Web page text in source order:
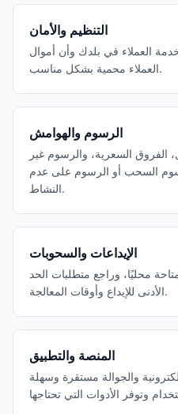
التنظيم والأمان
العملاء في بلدك وأن أموال
العملاء محمية بشكل مناسب.
الرسوم والهوامش
الفروق السعرية، والرسوم غير
رسوم السحب أو الرسوم على عدم
النشاط.
الإيداعات والسحوبات
محليًا، وراجع متطلبات الحد
الأدنى للإيداع وأوقات المعالجة.
المنصة والتطبيق
والجوالة مستقرة وسهلة